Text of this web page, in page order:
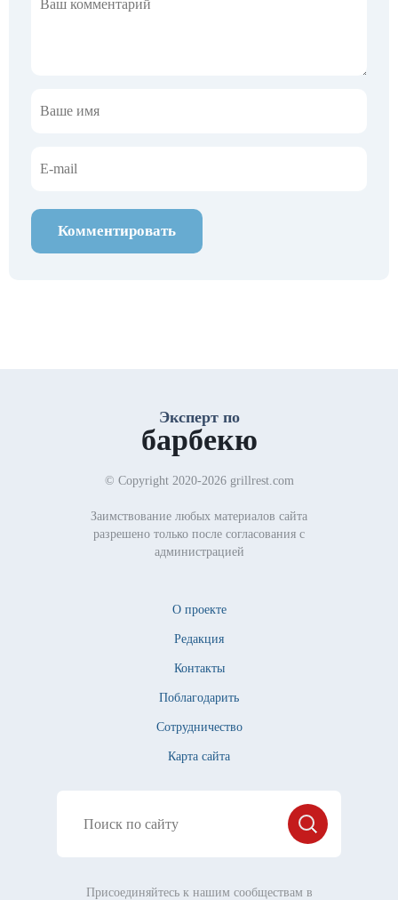
Комментировать
Эксперт по
барбекю
© Copyright 2020-2026 grillrest.com
Заимствование любых материалов сайта
разрешено только после согласования с
администрацией
О проекте
Редакция
Контакты
Поблагодарить
Сотрудничество
Карта сайта
Присоединяйтесь к нашим сообществам в